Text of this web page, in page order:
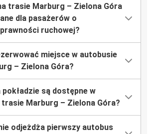
trasie Marburg – Zielona Góra
dla pasażerów o
ruchowej?
miejsce w autobusie
– Zielona Góra?
pokładzie są dostępne w
Marburg – Zielona Góra?
odjeżdża pierwszy autobus